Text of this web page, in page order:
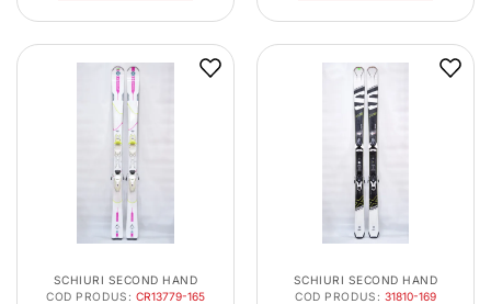
SCHIURI SECOND HAND
COD PRODUS: CR13779-165
SCHIURI SECOND HAND
COD PRODUS: 31810-169